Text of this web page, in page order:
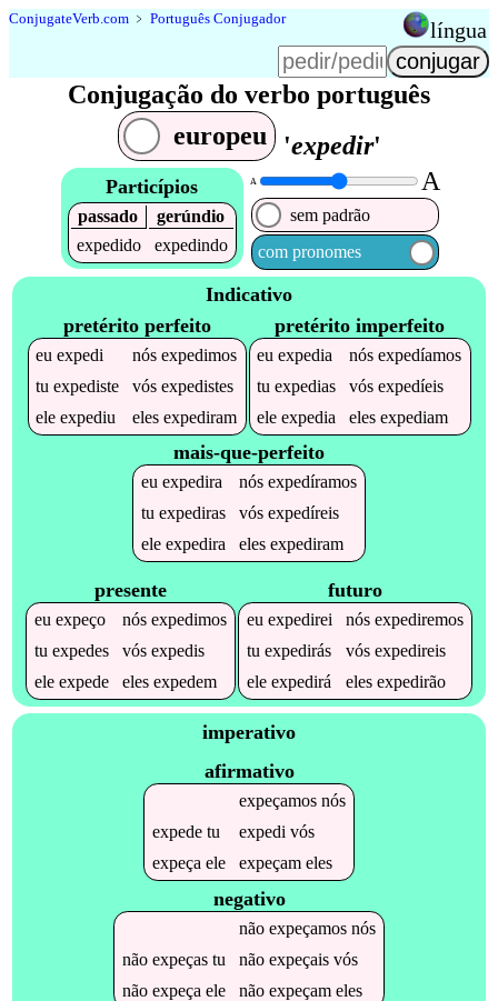
ConjugateVerb.com ﹥ Português Conjugador língua
Conjugação do verbo português
europeu
'expedir'
Particípios
passado
gerúndio
expedido
expedindo
A A
sem padrão
com pronomes
Indicativo
pretérito perfeito
euexpedi nósexpedimos
tuexpediste vósexpedistes
eleexpediu elesexpediram
pretérito imperfeito
euexpedia nósexpedíamos
tuexpedias vósexpedíeis
eleexpedia elesexpediam
mais-que-perfeito
eu expedira nós expedíramos
tu expediras vós expedíreis
ele expedira eles expediram
presente
eu expeço nós expedimos
tu expedes vós expedis
ele expede eles expedem
futuro
eu expedirei nós expediremos
tu expedirás vós expedireis
ele expedirá eles expedirão
imperativo
afirmativo
expeçamosnós
expedetu expedi vós
expeça ele expeçameles
negativo
não expeçamosnós
não expeçastu não expeçaisvós
não expeça ele não expeçameles